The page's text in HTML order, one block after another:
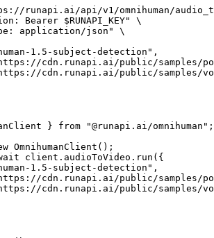
runapi.ai/api/v1/omnihuman/
Bearer $RUNAPI_KEY" \
application/json" \
1.5-subject-detection",
cdn.runapi.ai/public/samples/
cdn.runapi.ai/public/samples/
} from "@runapi.ai/omnihuman";
OmnihumanClient();
client.audioToVideo.run({
1.5-subject-detection",
cdn.runapi.ai/public/samples/
cdn.runapi.ai/public/samples/